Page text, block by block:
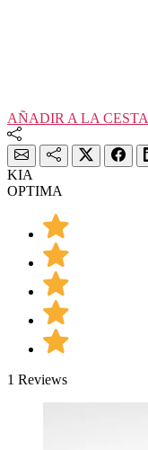
AÑADIR A LA CESTA
KIA
OPTIMA
1 Reviews